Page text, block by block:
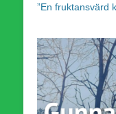
”En fruktansvärd